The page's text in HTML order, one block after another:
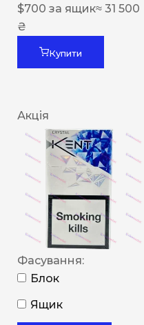
$700 за ящик≈ 31 500
₴
Купити
Акція
Фасування:
Блок
Ящик